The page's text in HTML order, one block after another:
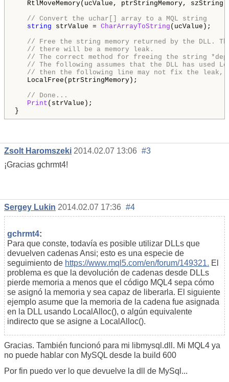
RtlMoveMemory(ucValue, ptrStringMemory,
// Convert the uchar[] array to a MQL string
string strValue = CharArrayToString (ucValue);
// Free the string memory returned by the DLL.
// there will be a memory leak.
// The correct method for freeing the string
// The following assumes that the DLL has
// then the following line may not fix the leak,
LocalFree(ptrStringMemory);
// Done...
Print (strValue);
Zsolt Haromszeki 2014.02.07 13:06 #3
¡Gracias gchrmt4!
Sergey Lukin 2014.02.07 17:36 #4
gchrmt4:
Para que conste, todavía es posible utilizar DLLs que
devuelven cadenas Ansi; esto es una especie de
seguimiento de https://www.mql5.com/en/forum/149321. El
problema es que la devolución de cadenas desde DLLs
pierde memoria a menos que el código MQL4 sepa cómo
se asignó la memoria y sea capaz de liberarla. El siguiente
ejemplo asume que la memoria de la cadena fue asignada
en la DLL usando LocalAlloc(), o algún equivalente
indirecto que se asigne a LocalAlloc().
Gracias. También funcionó para mi libmysql.dll. Mi MQL4 ya
no puede hablar con MySQL desde la build 600
Por fin puedo ver lo que devuelve la dll de MySql...